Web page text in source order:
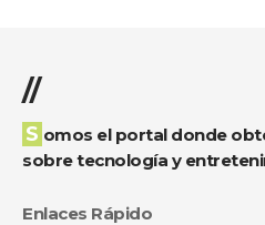
//
Somos el portal donde obtendrás las novedades
sobre tecnología y
Enlaces Rápido